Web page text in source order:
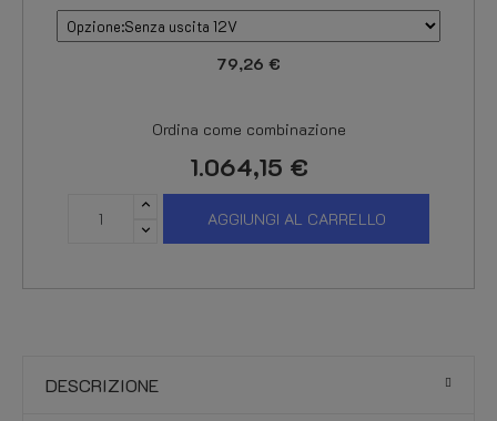
79,26 €
Ordina come combinazione
1.064,15 €
AGGIUNGI AL CARRELLO
DESCRIZIONE